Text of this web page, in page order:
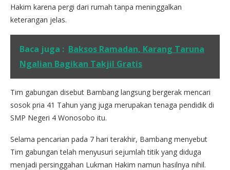
Hakim karena pergi dari rumah tanpa meninggalkan
keterangan jelas.
Baca juga : Baksos Ramadan, Karang Taruna
Ngalian Bagikan Takjil Gratis
Tim gabungan disebut Bambang langsung bergerak mencari
sosok pria 41 Tahun yang juga merupakan tenaga pendidik di
SMP Negeri 4 Wonosobo itu.
Selama pencarian pada 7 hari terakhir, Bambang menyebut
Tim gabungan telah menyusuri sejumlah titik yang diduga
menjadi persinggahan Lukman Hakim namun hasilnya nihil.